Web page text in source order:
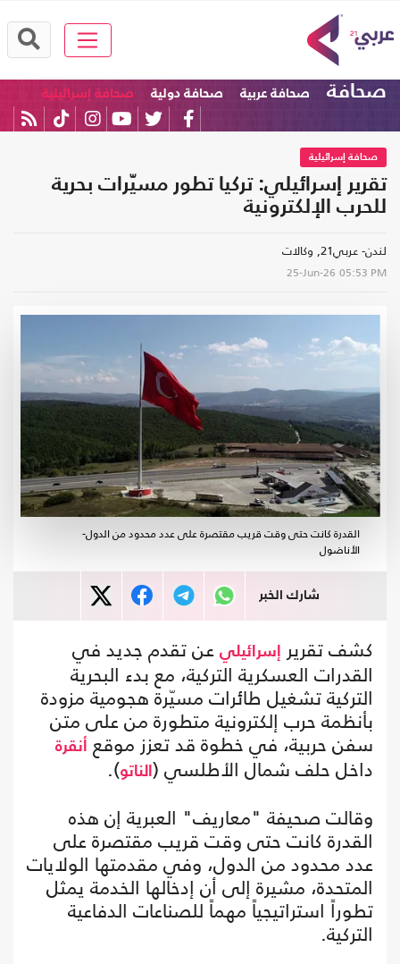
صحافة صحافة عربية صحافة دولية صحافة إسرائيلية
صحافة إسرائيلية
تقرير إسرائيلي: تركيا تطور مسيّرات بحرية
للحرب الإلكترونية
لندن- عربي21, وكالات
25-Jun-26 05:53 PM
القدرة كانت حتى وقت قريب مقتصرة على عدد محدود من الدول-
الأناضول
شارك الخبر
كشف تقرير إسرائيلي عن تقدم جديد في
القدرات العسكرية التركية، مع بدء البحرية
التركية تشغيل طائرات مسيّرة هجومية مزودة
بأنظمة حرب إلكترونية متطورة من على متن
سفن حربية، في خطوة قد تعزز موقع أنقرة
داخل حلف شمال الأطلسي ( الناتو).
وقالت صحيفة "معاريف" العبرية إن هذه
القدرة كانت حتى وقت قريب مقتصرة على
عدد محدود من الدول، وفي مقدمتها الولايات
المتحدة، مشيرة إلى أن إدخالها الخدمة يمثل
تطوراً استراتيجياً مهماً للصناعات الدفاعية
التركية.